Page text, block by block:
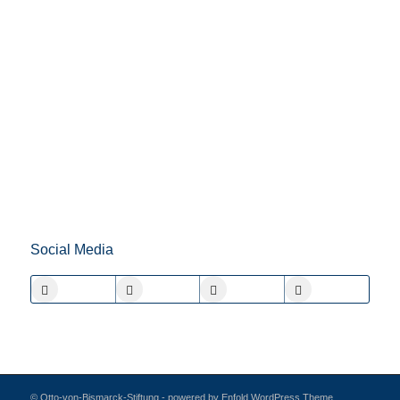
Social Media
© Otto-von-Bismarck-Stiftung - powered by Enfold WordPress Theme